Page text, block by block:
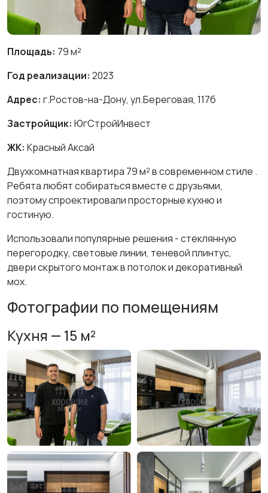
Площадь: 79 м²
Год реализации: 2023
Адрес: г.Ростов-на-Дону, ул.Береговая, 117б
Застройщик: ЮгСтройИнвест
ЖК: Красный Аксай
Двухкомнатная квартира 79 м² в современном стиле .
Ребята любят собираться вместе с друзьями,
поэтому спроектировали просторные кухню и
гостиную.
Использовали популярные решения - стеклянную
перегородку, световые линии, теневой плинтус,
двери скрытого монтаж в потолок и декоративный
мох.
Фотографии по помещениям
Кухня — 15 м²